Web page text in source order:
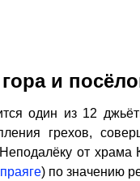
и
один из 12
грехов,
от
) по значению